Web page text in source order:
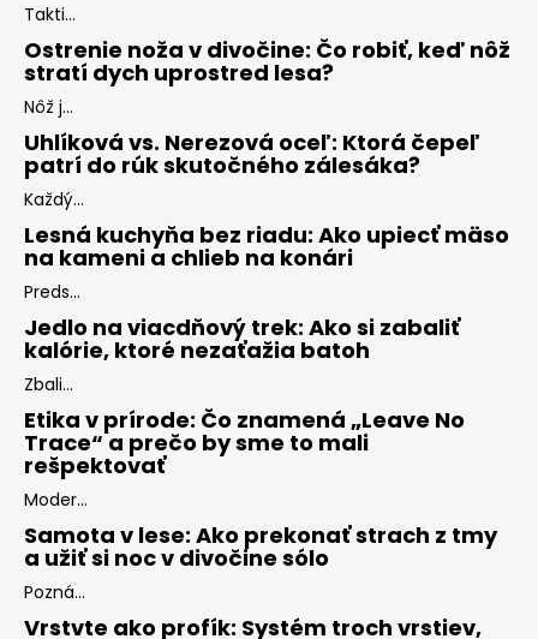
Takti...
Ostrenie noža v divočine: Čo robiť, keď nôž
stratí dych uprostred lesa?
Nôž j...
Uhlíková vs. Nerezová oceľ: Ktorá čepeľ
patrí do rúk skutočného zálesáka?
Každý...
Lesná kuchyňa bez riadu: Ako upiecť mäso
na kameni a chlieb na konári
Preds...
Jedlo na viacdňový trek: Ako si zabaliť
kalórie, ktoré nezaťažia batoh
Zbali...
Etika v prírode: Čo znamená „Leave No
Trace“ a prečo by sme to mali
rešpektovať
Moder...
Samota v lese: Ako prekonať strach z tmy
a užiť si noc v divočine sólo
Pozná...
Vrstvte ako profík: Systém troch vrstiev,